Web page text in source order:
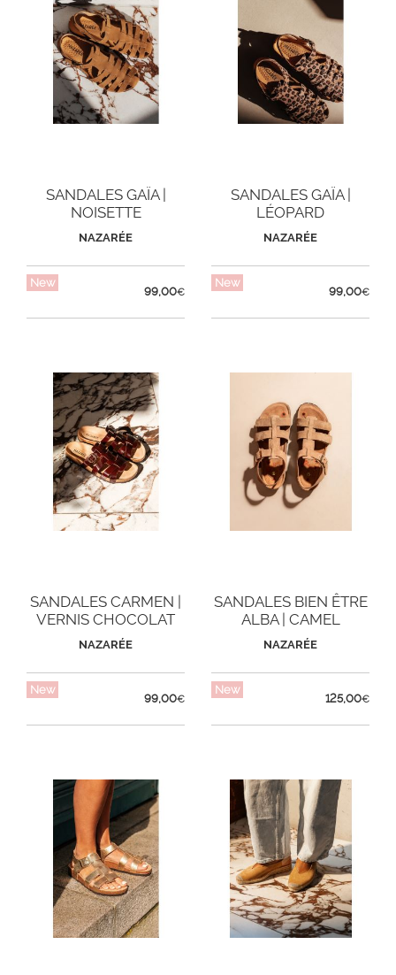
SANDALES GAÏA |
NOISETTE
NAZARÉE
New
99,00€
SANDALES GAÏA |
LÉOPARD
NAZARÉE
New
99,00€
SANDALES CARMEN |
VERNIS CHOCOLAT
NAZARÉE
New
99,00€
SANDALES BIEN ÊTRE
ALBA | CAMEL
NAZARÉE
New
125,00€